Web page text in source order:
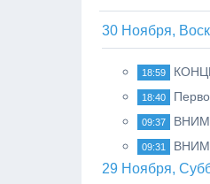
30 Ноября,
18:59
18:40
09:37
09:31
29 Ноября,